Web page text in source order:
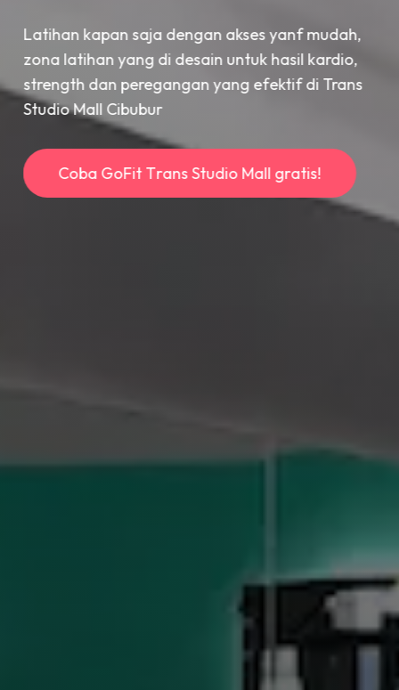
Latihan kapan saja dengan akses yanf mudah,
zona latihan yang di desain untuk hasil kardio,
strength dan peregangan yang efektif di Trans
Studio Mall Cibubur
Coba GoFitTransStudio Mall gratis!